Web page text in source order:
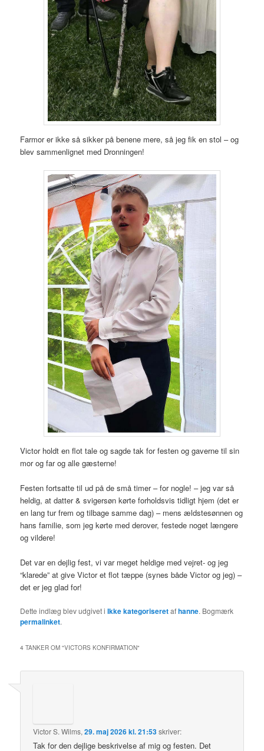
Farmor er ikke så sikker på benene mere, så jeg fik en stol – og
blev sammenlignet med Dronningen!
Victor holdt en flot tale og sagde tak for festen og gaverne til sin
mor og far og alle gæsterne!
Festen fortsatte til ud på de små timer – for nogle! – jeg var så
heldig, at datter & svigersøn kørte forholdsvis tidligt hjem (det er
en lang tur frem og tilbage samme dag) – mens ældstesønnen og
hans familie, som jeg kørte med derover, festede noget længere
og vildere!
Det var en dejlig fest, vi var meget heldige med vejret- og jeg
“klarede” at give Victor et flot tæppe (synes både Victor og jeg) –
det er jeg glad for!
Dette indlæg blev udgivet iIkke kategoriseretafhanne. Bogmærk
permalinket.
4 TANKER OM "VICTORS KONFIRMATION"
Victor S. Wilms,29. maj 2026 kl. 21:53skriver:
Tak for den dejlige beskrivelse af mig og festen. Det